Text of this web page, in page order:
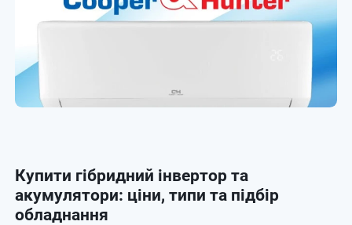
Купити гібридний інвертор та
акумулятори: ціни, типи та підбір
обладнання